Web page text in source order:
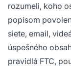
rozumeli, koho
popisom
siete, email,
úspešného
pravidlá FTC,